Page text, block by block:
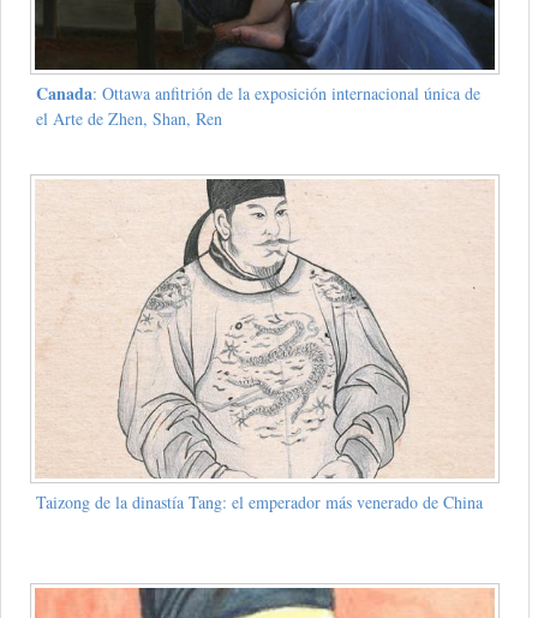
Canada: Ottawa anfitrión de la exposición internacional única de
el Arte de Zhen, Shan, Ren
Taizong de la dinastía Tang: el emperador más venerado de China